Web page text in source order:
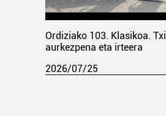
Ordiziako 103. Klasikoa.
aurkezpena eta irteera
2026/07/25